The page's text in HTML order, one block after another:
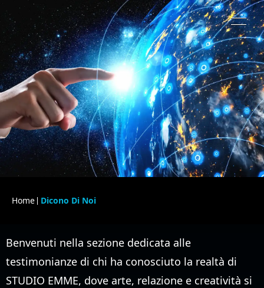
Home Dicono Di Noi
Benvenuti nella sezione dedicata alle
testimonianze di chi ha conosciuto la realtà di
STUDIO EMME, dove arte, relazione e creatività si